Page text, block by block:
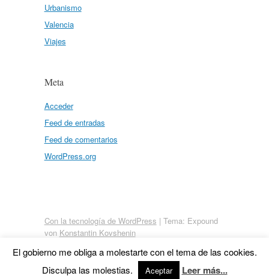
Urbanismo
Valencia
Viajes
Meta
Acceder
Feed de entradas
Feed de comentarios
WordPress.org
Con la tecnología de WordPress | Tema: Expound
von Konstantin Kovshenin
El gobierno me obliga a molestarte con el tema de las cookies.
Disculpa las molestias.
Aceptar Leer más...